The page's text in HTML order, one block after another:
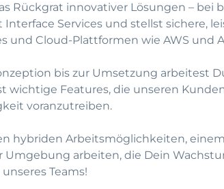
Rückgrat innovativer Lösungen – bei
Interface Services und stellst sichere,
und Cloud-Plattformen wie AWS und
bis zur Umsetzung arbeitest
wichtige Features, die unseren
voranzutreiben.
hybriden Arbeitsmöglichkeiten,
Umgebung arbeiten, die Dein
Teams!